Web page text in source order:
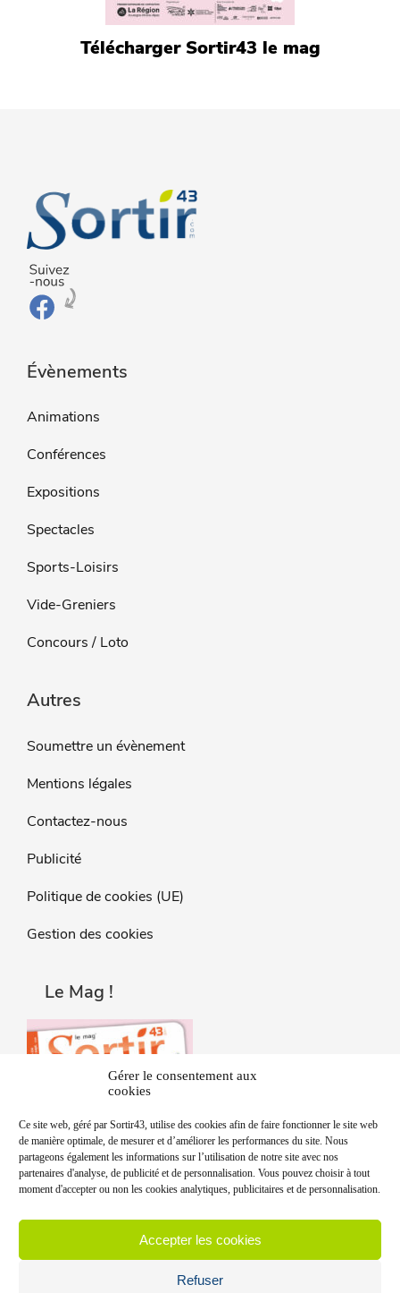
Gérer le consentement aux
cookies
Ce site web, géré par Sortir43, utilise des cookies afin de faire fonctionner le site web
de manière optimale, de mesurer et d’améliorer les performances du site. Nous
partageons également les informations sur l’utilisation de notre site avec nos
partenaires d'analyse, de publicité et de personnalisation. Vous pouvez choisir à tout
moment d'accepter ou non les cookies analytiques, publicitaires et de personnalisation.
Accepter les cookies
Refuser
Télécharger Sortir43 le mag
Évènements
Animations
Conférences
Expositions
Spectacles
Sports-Loisirs
Vide-Greniers
Concours / Loto
Autres
Soumettre un évènement
Mentions légales
Contactez-nous
Publicité
Politique de cookies (UE)
Gestion des cookies
Le Mag !